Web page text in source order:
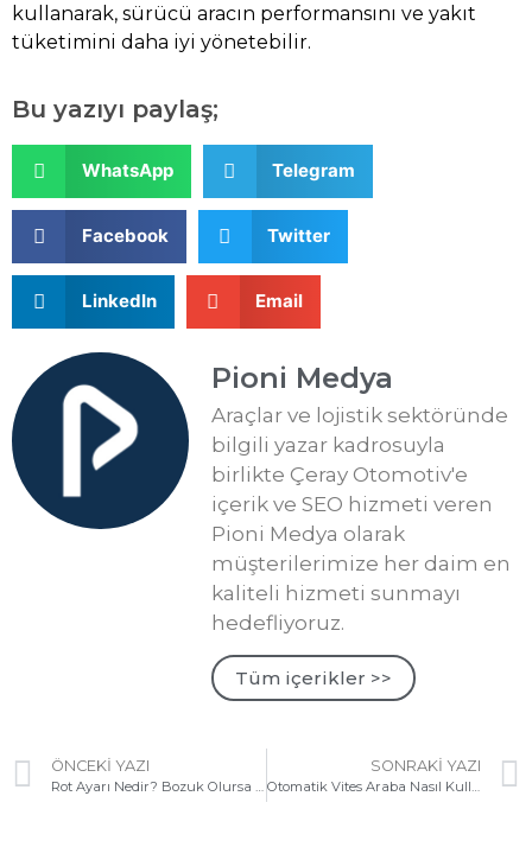
kullanarak, sürücü aracın performansını ve yakıt
tüketimini daha iyi yönetebilir.
Bu yazıyı paylaş;
WhatsApp Telegram
Facebook Twitter
LinkedIn Email
Pioni Medya
Araçlar ve lojistik sektöründe
bilgili yazar kadrosuyla
birlikte Çeray Otomotiv'e
içerik ve SEO hizmeti veren
Pioni Medya olarak
müşterilerimize her daim en
kaliteli hizmeti sunmayı
hedefliyoruz.
Tüm içerikler >>
ÖNCEKI YAZI SONRAKI YAZI